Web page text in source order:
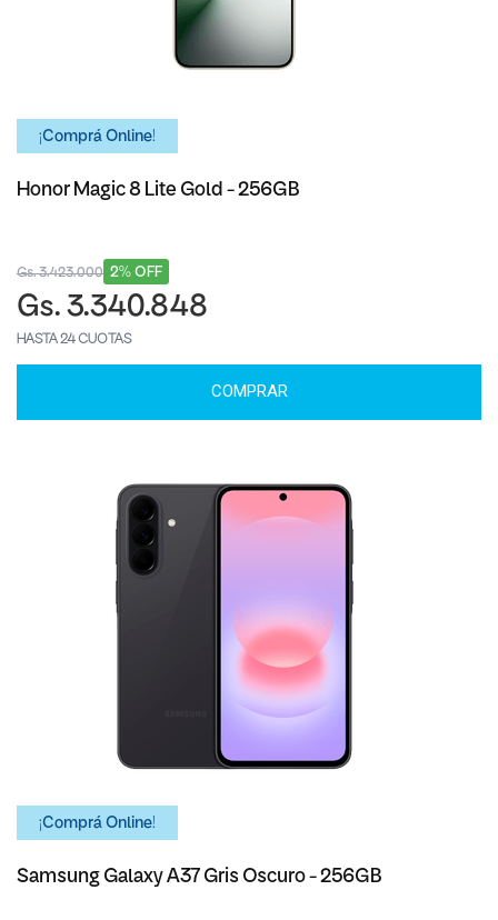
¡Comprá Online!
Honor Magic 8 Lite Gold - 256GB
2% OFF
Gs. 3.423.000
Gs. 3.340.848
HASTA 24 CUOTAS
COMPRAR
¡Comprá Online!
Samsung Galaxy A37 Gris Oscuro - 256GB